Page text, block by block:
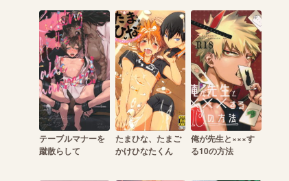
テーブルマナーを
蹴散らして
たまひな、たまご
かけひなたくん
俺が先生と×××す
る10の方法